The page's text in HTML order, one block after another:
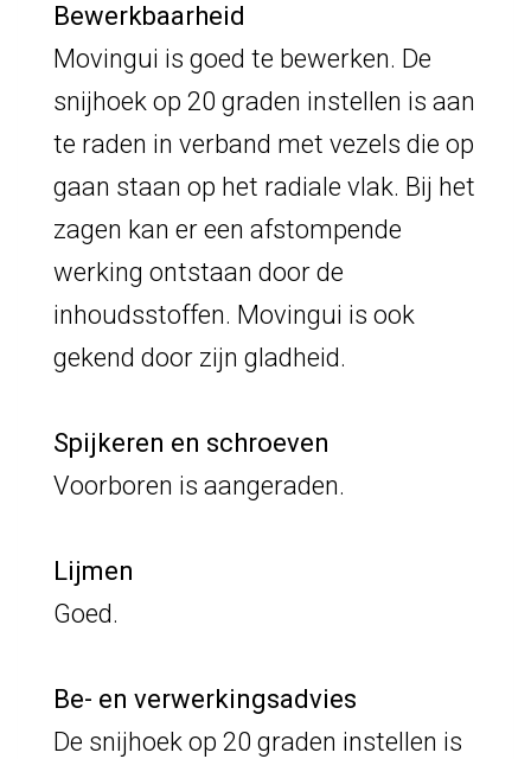
Bewerkbaarheid
Movingui is goed te bewerken. De
snijhoek op 20 graden instellen is aan
te raden in verband met vezels die op
gaan staan op het radiale vlak. Bij het
zagen kan er een afstompende
werking ontstaan door de
inhoudsstoffen. Movingui is ook
gekend door zijn gladheid.
Spijkeren en schroeven
Voorboren is aangeraden.
Lijmen
Goed.
Be- en verwerkingsadvies
De snijhoek op 20 graden instellen is